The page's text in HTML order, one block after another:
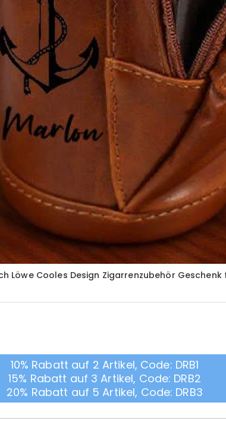
Löwe Cooles Design Zigarrenzubehör Geschenk
10% Rabatt auf 2 Artikel, Code: DRB1
15% Rabatt auf 3 Artikel, Code: DRB2
20% Rabatt auf 5 Artikel, Code: DRB3